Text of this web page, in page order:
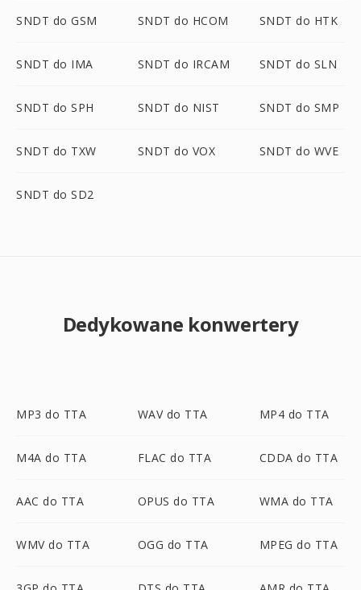
SNDT do GSM SNDT do HCOM SNDT do HTK
SNDT do IMA SNDT do IRCAM SNDT do SLN
SNDT do SPH SNDT do NIST SNDT do SMP
SNDT do TXW SNDT do VOX SNDT do WVE
SNDT do SD2
Dedykowane konwertery
MP3 do TTA WAV do TTA MP4 do TTA
M4A do TTA FLAC do TTA CDDA do TTA
AAC do TTA OPUS do TTA WMA do TTA
WMV do TTA OGG do TTA MPEG do TTA